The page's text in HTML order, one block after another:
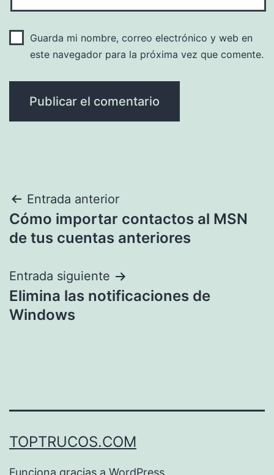
Guarda mi nombre, correo electrónico y web en
este navegador para la próxima vez que comente.
Navegación
de
Entrada anterior
Cómo importar contactos al MSN
de tus cuentas anteriores
Entrada siguiente
Elimina las notificaciones de
Windows
TOPTRUCOS.COM
Funciona gracias a WordPress